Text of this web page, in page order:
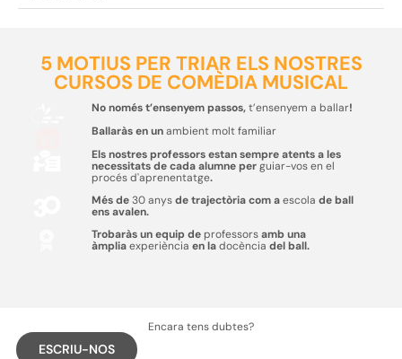
5 MOTIUS PER TRIAR ELS NOSTRES
CURSOS DE COMÈDIA MUSICAL
No només t’ensenyem passos,t’ensenyem a ballar!
Ballaràs en unambient molt familiar
Els nostres professors estan sempre atents a les
necessitats de cada alumne perguiar-vos en el
procés d'aprenentatge.
Més de30 anysde trajectòria com aescola de ball
ens avalen.
Trobaràs un equip deprofessorsamb una
àmpliaexperiència en ladocència del ball.
Encara tens dubtes?
ESCRIU-NOS